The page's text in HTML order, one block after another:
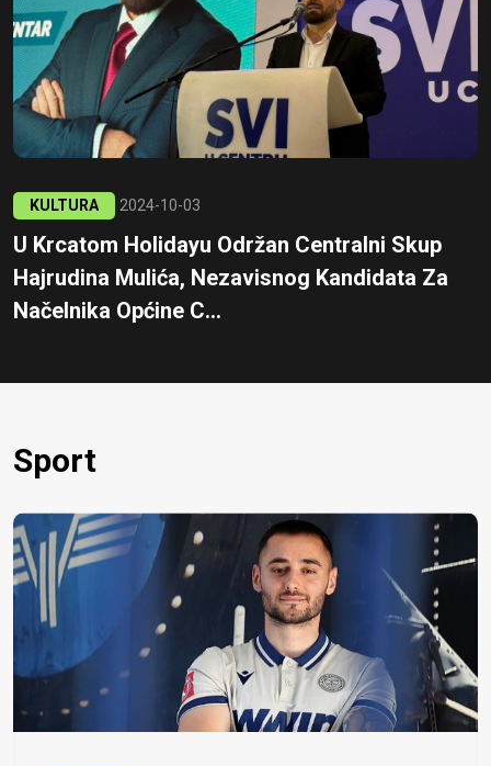
KULTURA 2024-10-03
U Krcatom Holidayu Održan Centralni Skup
Hajrudina Mulića, Nezavisnog Kandidata Za
Načelnika Općine C...
Sport